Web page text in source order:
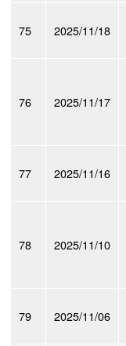
75 2025/11/18
76 2025/11/17
77 2025/11/16
78 2025/11/10
79 2025/11/06